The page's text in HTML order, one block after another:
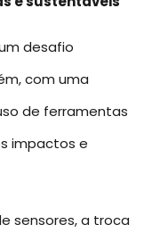
desafio
com uma
de ferramentas
impactos e
sensores, a troca